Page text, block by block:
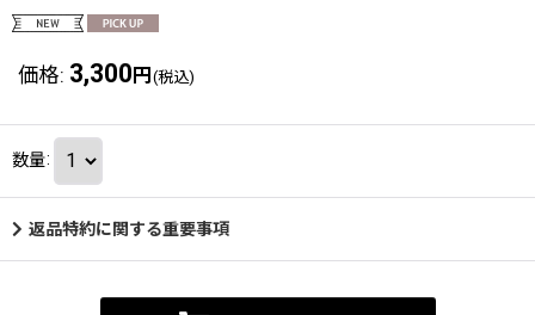
価格: 3,300 円 (税込)
数量:
返品特約に関する重要事項